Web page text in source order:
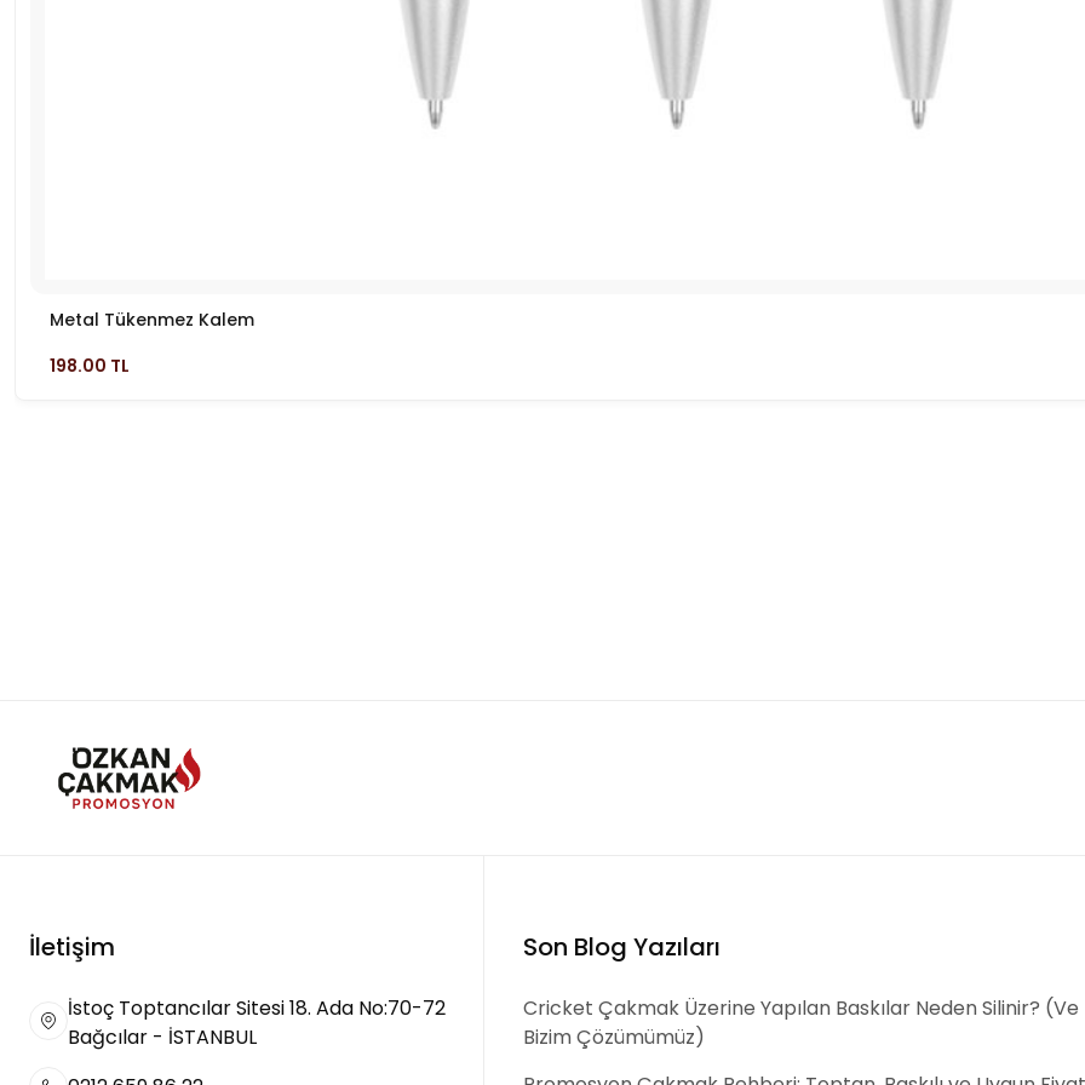
Metal Tükenmez Kalem
198.00 TL
İletişim
İstoç Toptancılar Sitesi 18. Ada No:70-72
Bağcılar - İSTANBUL
Son Blog Yazıları
Cricket Çakmak Üzerine Yapılan Baskılar Neden Silinir? (Ve
Bizim Çözümümüz)